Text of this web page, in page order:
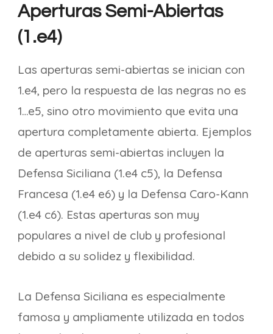
Aperturas Semi-Abiertas
(1.e4)
Las aperturas semi-abiertas se inician con
1.e4, pero la respuesta de las negras no es
1…e5, sino otro movimiento que evita una
apertura completamente abierta. Ejemplos
de aperturas semi-abiertas incluyen la
Defensa Siciliana (1.e4 c5), la Defensa
Francesa (1.e4 e6) y la Defensa Caro-Kann
(1.e4 c6). Estas aperturas son muy
populares a nivel de club y profesional
debido a su solidez y flexibilidad.
La Defensa Siciliana es especialmente
famosa y ampliamente utilizada en todos